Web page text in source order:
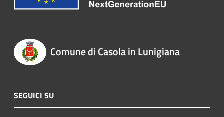
Comune di Casola in Lunigiana
SEGUICI SU